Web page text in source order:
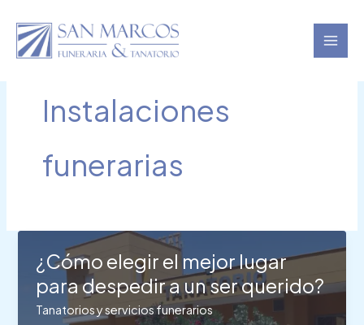
contenido
Instalaciones
funerarias
¿Cómo elegir el mejor lugar
para despedir a un ser querido?
Tanatorios y servicios funerarios